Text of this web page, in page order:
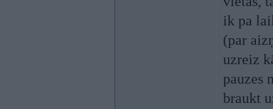
ik pa
(par
uzreiz
pauzes
braukt